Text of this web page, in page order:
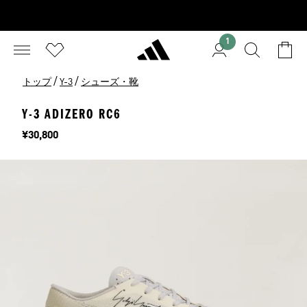
1
トップ / Y-3 / シューズ・靴
Y-3 ADIZERO RC6
価格
¥30,800